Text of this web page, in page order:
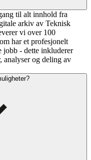
til alt innhold fra
arkiv av Teknisk
vi over 100
har et profesjonelt
jobb - dette inkluderer
analyser og deling av